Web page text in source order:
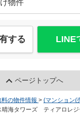
物件
する LINE
ページトップへ
の物件情報 > (マンション(
晴海タワーズ ティアロレジ